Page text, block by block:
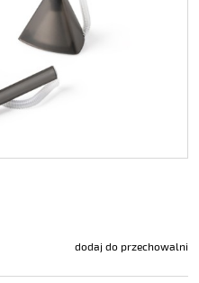
dodaj do przechowalni